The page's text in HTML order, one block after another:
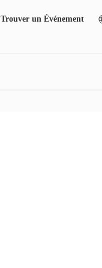
Trouver un Événement